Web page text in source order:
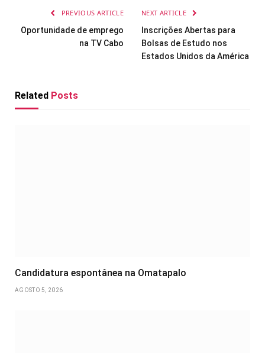
PREVIOUS ARTICLE
Oportunidade de emprego
na TV Cabo
NEXT ARTICLE
Inscrições Abertas para
Bolsas de Estudo nos
Estados Unidos da América
Related Posts
Candidatura espontânea na Omatapalo
AGOSTO 5, 2026